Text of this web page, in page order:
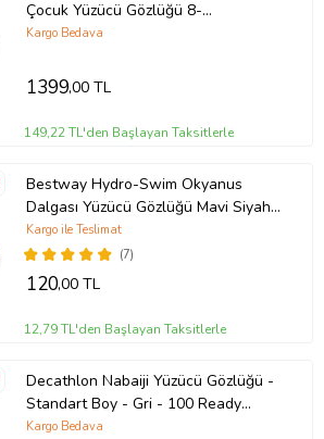
Çocuk Yüzücü Gözlüğü 8-
10900B975 Mavi
Kargo Bedava
1399,00 TL
149,22 TL'den Başlayan Taksitlerle
Bestway Hydro-Swim Okyanus
Dalgası Yüzücü Gözlüğü Mavi Siyah
Pembe (Mavi)
(7)
Kargo ile Teslimat
120,00 TL
12,79 TL'den Başlayan Taksitlerle
Decathlon Nabaiji Yüzücü Gözlüğü -
Standart Boy - Gri - 100 Ready
BUĞU YAPMAZ ORJİNAL
Kargo Bedava